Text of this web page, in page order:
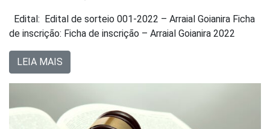
Edital: Edital de sorteio 001-2022 – Arraial Goianira Ficha
de inscrição: Ficha de inscrição – Arraial Goianira 2022
LEIA MAIS